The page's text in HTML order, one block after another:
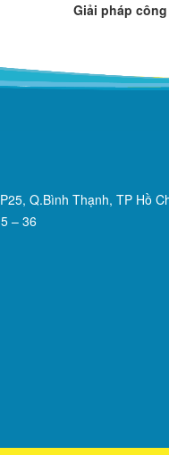
Giải pháp
Q.Bình Thạnh, TP Hồ
– 36